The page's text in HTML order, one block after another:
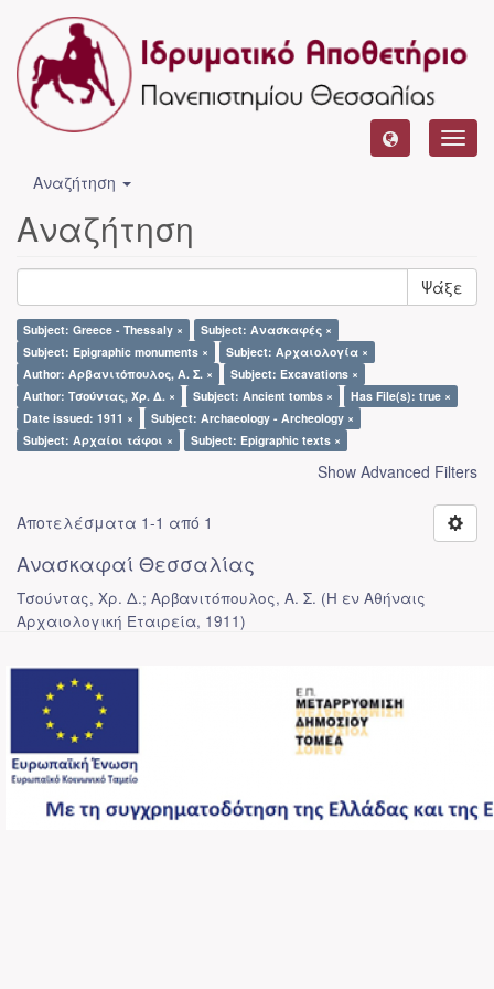
Αναζήτηση
Αναζήτηση
Ψάξε
Subject: Greece - Thessaly ×
Subject: Ανασκαφές ×
Subject: Epigraphic monuments ×
Subject: Αρχαιολογία ×
Author: Αρβανιτόπουλος, Α. Σ. ×
Subject: Excavations ×
Author: Τσούντας, Χρ. Δ. ×
Subject: Ancient tombs ×
Has File(s): true ×
Date issued: 1911 ×
Subject: Archaeology - Archeology ×
Subject: Αρχαίοι τάφοι ×
Subject: Epigraphic texts ×
Show Advanced Filters
Αποτελέσματα 1-1 από 1
Ανασκαφαί Θεσσαλίας
Τσούντας, Χρ. Δ.; Αρβανιτόπουλος, Α. Σ. (Η εν Αθήναις
Αρχαιολογική Εταιρεία, 1911)